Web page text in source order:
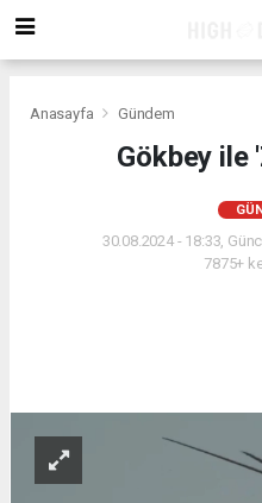
Anasayfa Gündem
Gökbey ile
30.08.2024 - 18:33,
7875+